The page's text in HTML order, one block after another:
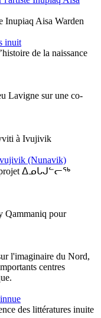
Inupiaq Aisa Warden
inuit
de la naissance
Lavigne sur une co-
à Ivujivik
(Nunavik)
projet ᐃᓄᒐᒍᓪᓕᖅ
Qammaniq pour
l'imaginaire du Nord,
centres
des littératures inuite